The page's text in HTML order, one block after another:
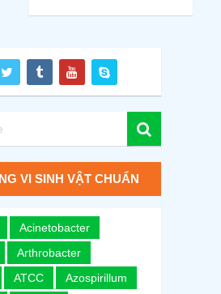
VI SINH VẬT CHUẨN
Acinetobacter
Arthrobacter
ATCC
Azospirillum